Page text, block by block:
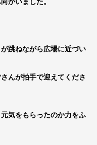
跳ねながら広場に近づい
んが拍手で迎えてくださ
気をもらったのか力をふ